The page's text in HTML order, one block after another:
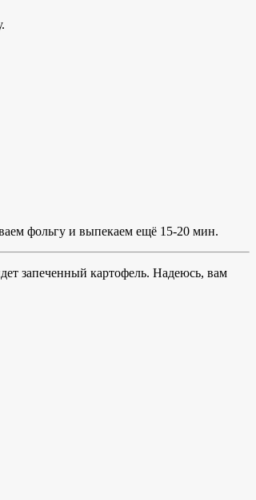
фольгу и выпекаем ещё 15-20 мин.
запеченный картофель. Надеюсь, вам